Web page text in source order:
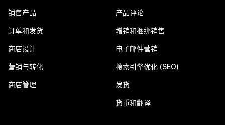
销售产品
订单和发货
商店设计
营销与转化
商店管理
产品评论
增销和捆绑销售
电子邮件营销
搜索引擎优化 (SEO)
发货
货币和翻译